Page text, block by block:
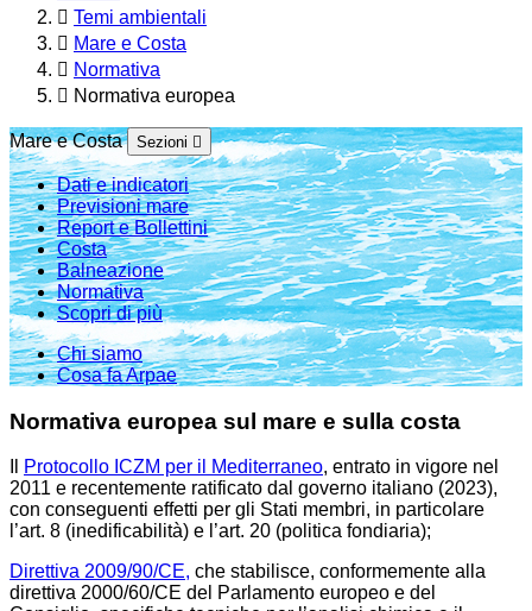
Temi ambientali
Mare e Costa
Normativa
Normativa europea
Mare e Costa Sezioni
Dati e indicatori
Previsioni mare
Report e Bollettini
Costa
Balneazione
Normativa
Scopri di più
Chi siamo
Cosa fa Arpae
Normativa europea sul mare e sulla costa
Protocollo ICZM per il Mediterraneo, entrato in vigore nel
2011 e recentemente ratificato dal governo italiano (2023),
con conseguenti effetti per gli Stati membri, in particolare
l’art. 8 (inedificabilità) e l’art. 20 (politica fondiaria);
Direttiva 2009/90/CE, che stabilisce, conformemente alla
direttiva 2000/60/CE del Parlamento europeo e del